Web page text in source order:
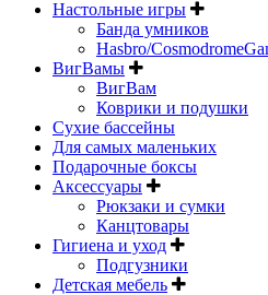
Настольные игры
Банда умников
Hasbro/
ВигВамы
ВигВам
Коврики и подушки
Сухие бассейны
Для самых маленьких
Подарочные боксы
Аксессуары
Рюкзаки и сумки
Канцтовары
Гигиена и уход
Подгузники
Детская мебель